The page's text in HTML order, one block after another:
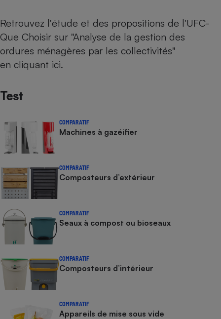
Retrouvez l'étude et des propositions de l'UFC-
Que Choisir sur "Analyse de la gestion des
ordures ménagères par les collectivités"
en cliquant ici.
Test
COMPARATIF
Machines à gazéifier
COMPARATIF
Composteurs d’extérieur
COMPARATIF
Seaux à compost ou bioseaux
COMPARATIF
Composteurs d’intérieur
COMPARATIF
Appareils de mise sous vide